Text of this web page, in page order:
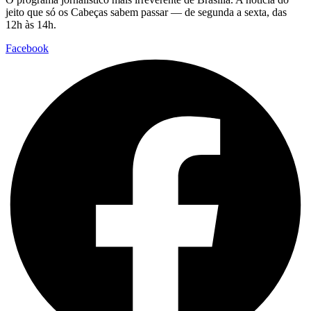
jeito que só os Cabeças sabem passar — de segunda a sexta, das
12h às 14h.
Facebook